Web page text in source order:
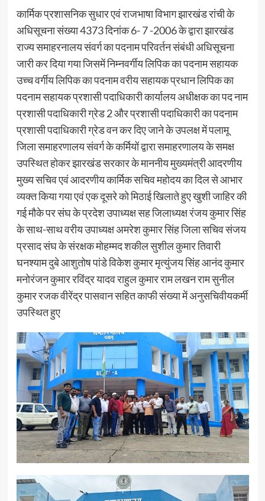
कार्मिक प्रशासनिक सुधार एवं राजभाषा विभाग झारखंड रांची के
अधिसूचना संख्या 4373 दिनांक 6- 7 -2006 के द्वारा झारखंड
राज्य समाहरनालय संवर्ग का पदनाम परिवर्तन संबंधी अधिसूचना
जारी कर दिया गया जिसमें निम्नवर्गीय लिपिक का पदनाम सहायक
उच्च वर्गीय लिपिक का पदनाम वरीय सहायक प्रधान लिपिक का
पदनाम सहायक प्रशासी पदाधिकारी कार्यालय अधीक्षक का पद नाम
प्रशासी पदाधिकारी ग्रेड 2 और प्रशासी पदाधिकारी का पदनाम
प्रशासी पदाधिकारी ग्रेड वन कर दिए जाने के उपलक्ष में पलामू
जिला समाहरणालय संवर्ग के कर्मियों द्वारा समाहरणालय के समक्ष
उपस्थित होकर झारखंड सरकार के माननीय मुख्यमंत्री आदरणीय
मुख्य सचिव एवं आदरणीय कार्मिक सचिव महोदय का दिल से आभार
व्यक्त किया गया एवं एक दूसरे को मिठाई खिलाते हुए खुशी जाहिर की
गई मौके पर संघ के प्रदेश उपाध्यक्ष सह जिलाध्यक्ष रंजय कुमार सिंह
के साथ-साथ वरीय उपाध्यक्ष अमरेश कुमार सिंह जिला सचिव संजय
प्रसाद संघ के संरक्षक मोहम्मद शकील सुशील कुमार तिवारी
घनश्याम दुबे आशुतोष पांडे विकेश कुमार मृत्युंजय सिंह आनंद कुमार
मनोरंजन कुमार रविंद्र यादव राहुल कुमार राम लखन राम सुनील
कुमार रजक वीरेंद्र पासवान सहित काफी संख्या में अनुसचिवीयकर्मी
उपस्थित हुए